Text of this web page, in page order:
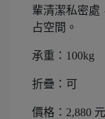
輩清潔私密處
占空間。
承重：100kg
折疊：可
價格：2,880 元